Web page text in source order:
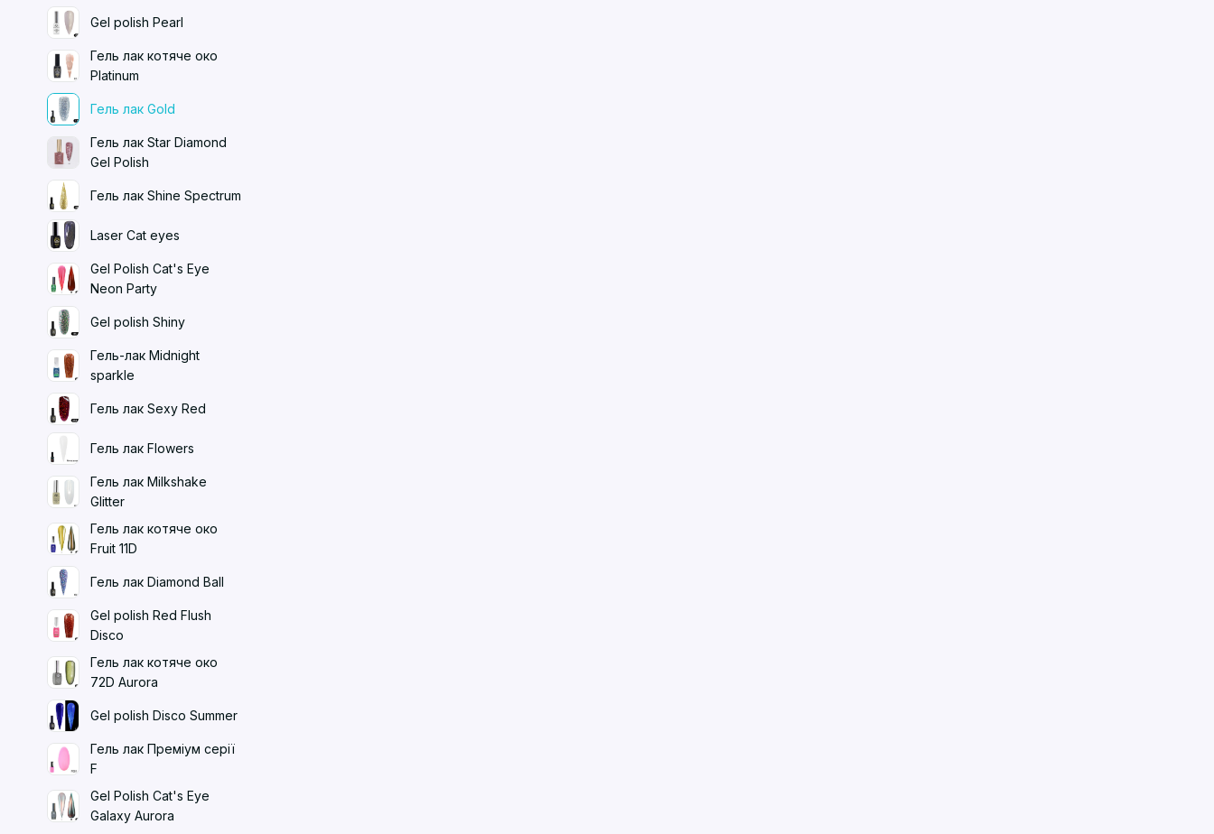
Gel polish Pearl
Гель лак котяче око
Platinum
Гель лак Gold
Гель лак Star Diamond
Gel Polish
Гель лак Shine Spectrum
Laser Cat eyes
Gel Polish Cat's Eye
Neon Party
Gel polish Shiny
Гель-лак Midnight
sparkle
Гель лак Sexy Red
Гель лак Flowers
Гель лак Milkshake
Glitter
Гель лак котяче око
Fruit 11D
Гель лак Diamond Ball
Gel polish Red Flush
Disco
Гель лак котяче око
72D Aurora
Gel polish Disco Summer
Гель лак Преміум серії
F
Gel Polish Cat's Eye
Galaxy Aurora